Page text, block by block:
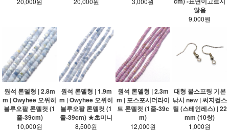
않음
9,000원
원석 론델형 | 2.8m
m | Owyhee 오위히
블루오팔 론델컷 (1
줄-39cm)
10,000원
원석 론델형 | 1.9m
m | Owyhee 오위히
블루오팔 론델컷 (1
줄-39cm) ★초미니
8,500원
원석 론델형 | 2.3m
m | 포스포시더라이
트 론델컷 (1줄-39c
m)
12,000원
대형 볼스프링 기본
낚시 new | 써지컬스
틸 (스테인레스) | 22
mm (10쌍)
1,000원